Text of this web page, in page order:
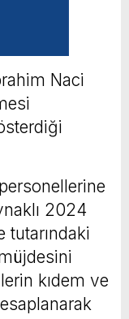
Naci
2024
tutarındaki
kıdem ve